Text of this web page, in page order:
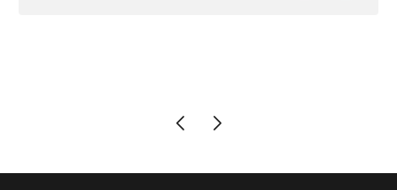
то качество выше всяких похвал. Выглядит